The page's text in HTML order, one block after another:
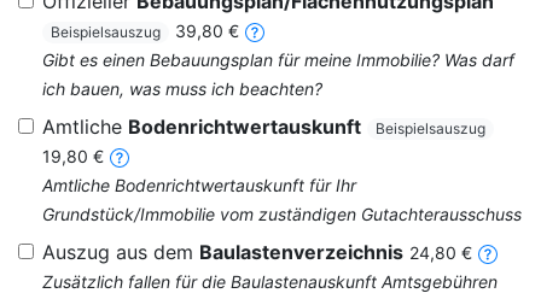
Beispielsauszug
39,80 €
Gibt es einen Bebauungsplan für meine Immobilie? Was darf
ich bauen, was muss ich beachten?
Amtliche Bodenrichtwertauskunft Beispielsauszug
19,80 €
Amtliche Bodenrichtwertauskunft für Ihr
Grundstück/Immobilie vom zuständigen Gutachterausschuss
Auszug aus dem Baulastenverzeichnis 24,80 €
Zusätzlich fallen für die Baulastenauskunft Amtsgebühren